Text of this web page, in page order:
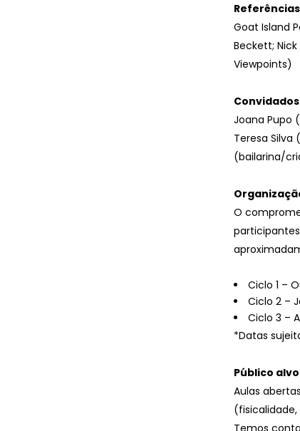
Goat Island
Beckett;
Viewpoints)
Joana Pupo
Teresa Silva
(bailarina/
O
Ciclo 1 –
Ciclo 2 –
Ciclo 3 –
*Datas
Público alvo
Aulas
Temos